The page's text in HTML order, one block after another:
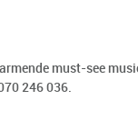
must-see
246 036.